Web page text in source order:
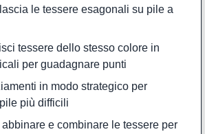
le tessere esagonali su pile a
tessere dello stesso colore in
per guadagnare punti
in modo strategico per
più difficili
e combinare le tessere per